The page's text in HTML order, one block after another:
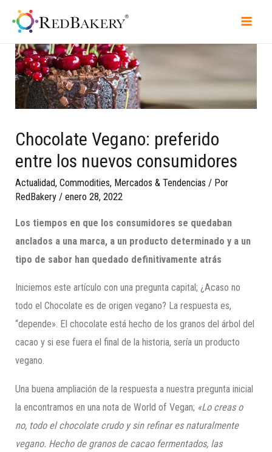
Chocolate Vegano: preferido
entre los nuevos consumidores
Actualidad,Commodities, Mercados & Tendencias / Por
RedBakery /enero 28, 2022
Los tiempos en que los consumidores se quedaban
anclados a una marca, a un producto determinado y a un
tipo de sabor han quedado definitivamente atrás
Iniciemos este artículo con una pregunta capital; ¿Acaso no
todo el Chocolate es de origen vegano? La respuesta es,
“depende». El chocolate está hecho de los granos del árbol del
cacao y si ese fuera el final de la historia, sería un producto
vegano.
Una buena ampliación de la respuesta a nuestra pregunta inicial
la encontramos en una nota de World of Vegan; «Lo creas o
no, todo el chocolate crudo y sin refinar es naturalmente
vegano. Hecho de granos de cacao fermentados, las